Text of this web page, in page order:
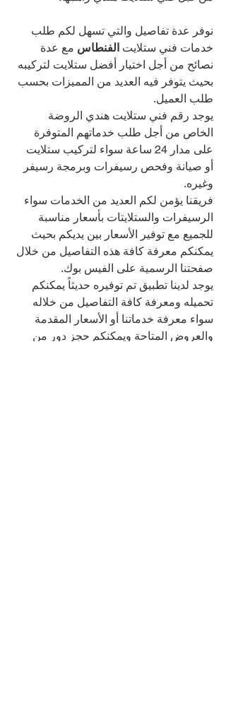
نوفر عدة تفاصيل والتي تسهل لكم طلب
خدمات فني ستلايت الفنطاس مع عدة
نصائح من أجل اختيار أفضل ستلايت لتركيبه
بحيث يتوفر فيه العديد من المميزات بحسب
طلب العميل.
يوجد رقم فني ستلايت هندي الروضة
الخاص من أجل طلب خدماتهم المتوفرة
على مدار 24 ساعة سواء لتركيب ستلايت
أو صيانة وفحص رسيفرات وبرمجة رسيفر
وغيره.
فريقنا يؤمن لكم العديد من الخدمات سواء
الرسيفرات والستلايتات بأسعار مناسبة
للجميع مع توفير الأسعار بين يديكم بحيث
يمكنكم معرفة كافة هذه التفاصيل من خلال
صفحتنا الرسمية على الفيس بوك.
يوجد لدينا تطبيق تم توفيره حديثاً يمكنكم
تحميله ومعرفة كافة التفاصيل من خلاله
سواء معرفة خدماتنا أو الأسعار المقدمة
والعروض المتاحة ويمكنكم حجز دور من